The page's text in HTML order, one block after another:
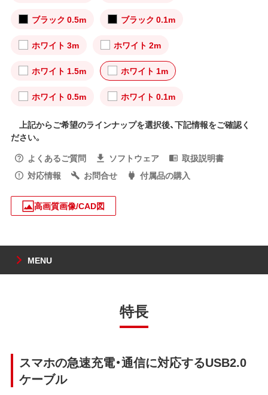
ブラック 0.5m ブラック 0.1m
ホワイト 3m ホワイト 2m
ホワイト 1.5m ホワイト 1m
ホワイト 0.5m ホワイト 0.1m
上記からご希望のラインナップを選択後、下記情報をご確認く
ださい。
よくあるご質問
ソフトウェア
取扱説明書
対応情報
お問合せ 付属品の購入
高画質画像/CAD図
MENU
特長
スマホの急速充電・通信に対応するUSB2.0
ケーブル